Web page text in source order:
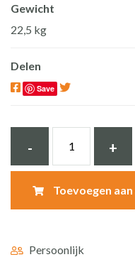
Gewicht
22,5 kg
Delen
Save
- +
Toevoegen
Persoonlijk